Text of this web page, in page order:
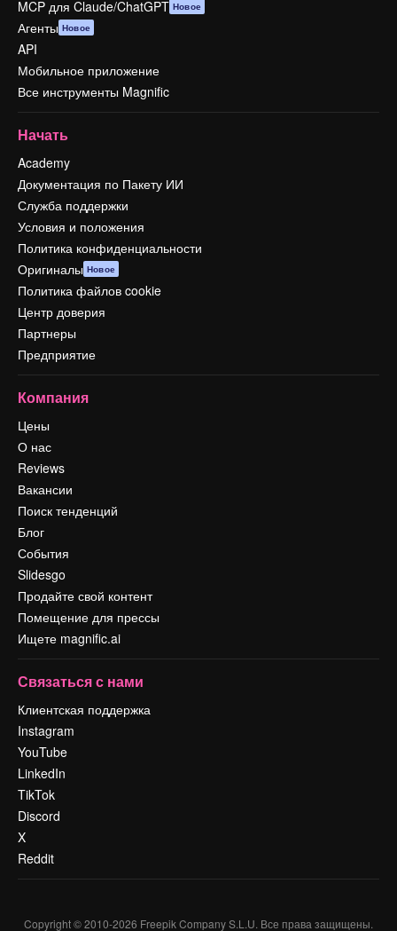
MCP для Claude/ChatGPT Новое
Агенты Новое
API
Мобильное приложение
Все инструменты Magnific
Начать
Academy
Документация по Пакету ИИ
Служба поддержки
Условия и положения
Политика конфиденциальности
Оригиналы Новое
Политика файлов cookie
Центр доверия
Партнеры
Предприятие
Компания
Цены
О нас
Reviews
Вакансии
Поиск тенденций
Блог
События
Slidesgo
Продайте свой контент
Помещение для прессы
Ищете magnific.ai
Связаться с нами
Клиентская поддержка
Instagram
YouTube
LinkedIn
TikTok
Discord
X
Reddit
Copyright © 2010-2026 Freepik Company S.L.U. Все права защищены.